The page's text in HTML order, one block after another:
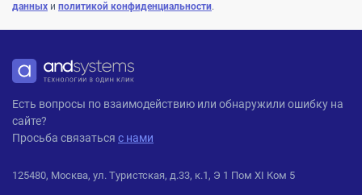
данных и политикой конфиденциальности.
ANDPRO
Есть вопросы по взаимодействию или обнаружили ошибку на
сайте?
Просьба связаться с нами
125480, Москва, ул. Туристская, д.33, к.1, Э 1 Пом XI Ком 5